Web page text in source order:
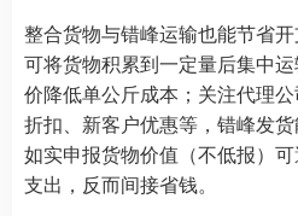
整合货物与错峰运输也能节省
可将货物积累到一定量后集中
价降低单公斤成本；关注代理
折扣、新客户优惠等，错峰发
如实申报货物价值（不低报）
支出，反而间接省钱。